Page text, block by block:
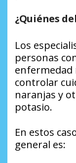
¿Quiénes
Los
personas
enfermedad
controlar
naranjas y
potasio.
En estos
general es: